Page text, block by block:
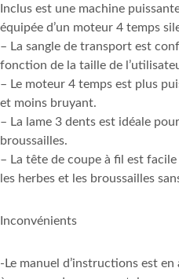
Inclus est une machine
équipée d’un moteur 4 temps
– La sangle de transport est
fonction de la taille de
– Le moteur 4 temps est plus
et moins bruyant.
– La lame 3 dents est idéale
broussailles.
– La tête de coupe à fil est
les herbes et les broussailles
Inconvénients
-Le manuel d’instructions est